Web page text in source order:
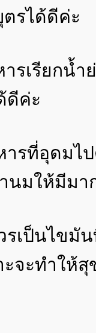
รได้ดีค่ะ
ารเรียกน้
ดีค่ะ
ารที่อุดมไ
นมให้มีม
เป็นไขมั
ะจะทำให้